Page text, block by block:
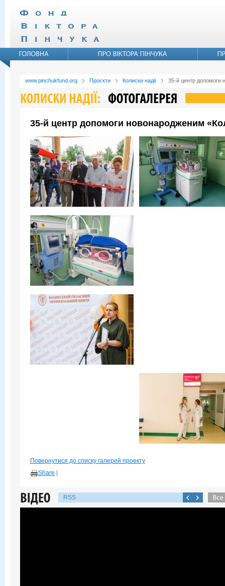
www.pinchukfund.org Проєкти Колиски надії 35-й центр допомоги
35-й центр допомоги новонародженим
Повернутися до списку галерей проекту
Share
RSS